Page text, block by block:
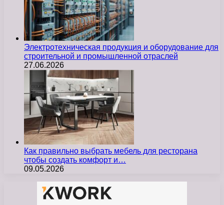
Электротехническая продукция и оборудование для
строительной и промышленной отраслей
27.06.2026
Как правильно выбрать мебель для ресторана
чтобы создать комфорт и…
09.05.2026